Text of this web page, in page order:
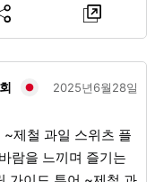
드립니다. 파에리아
대표팀) 멤버나 파에
팀 멤버 등, 본고장
면서 특별한 체험을
다. 특히 일본 최대
투어(팟홀 투어)」와
(豊丘村中央保育
정원 8명
초과하는 인원수로
ャンプ場)에서 샤워
명」을 지불해야 합
2025년6월28일
제철 과일 스위츠 플